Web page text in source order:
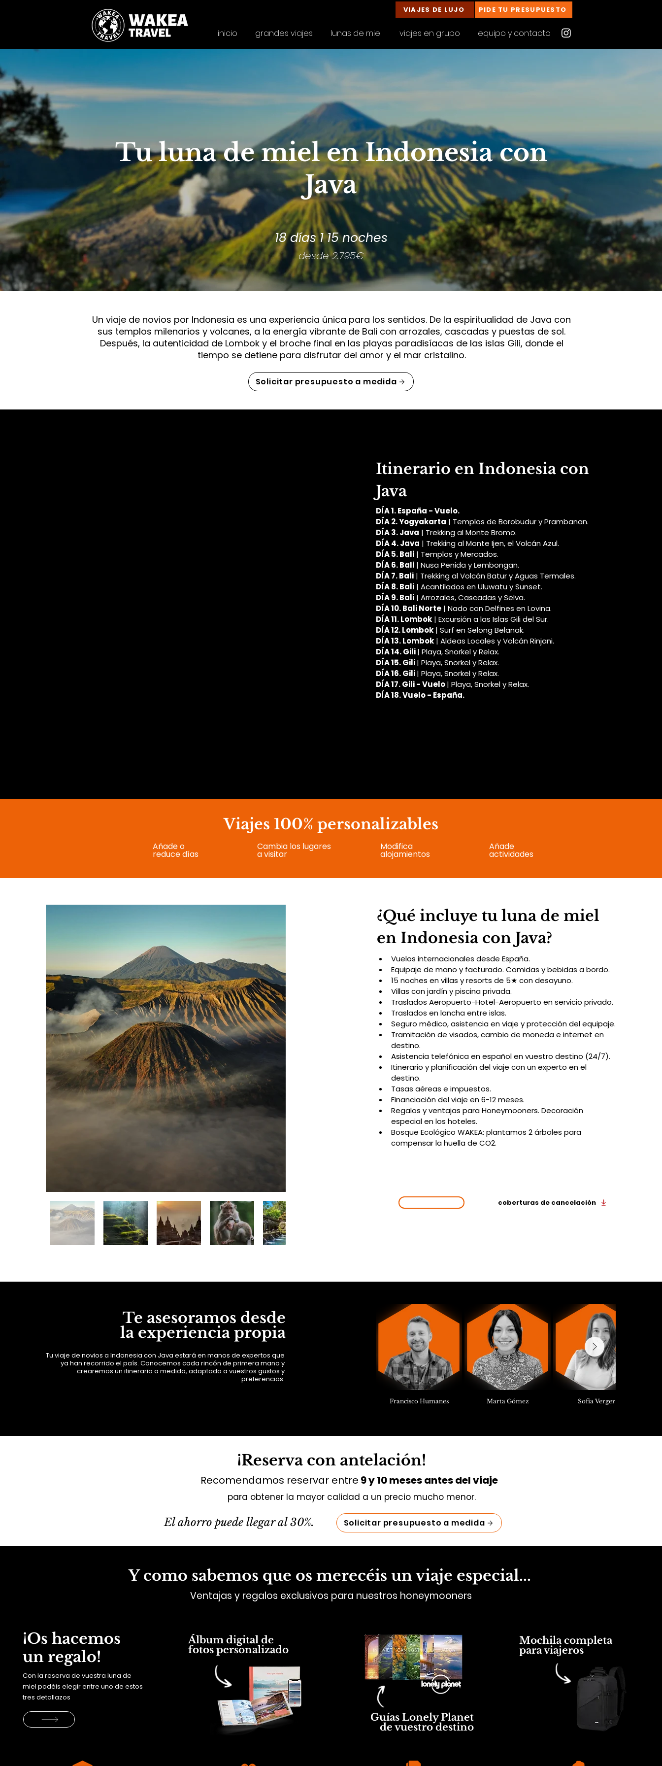
VIAJES DE LUJO PIDE TU PRESUPUESTO
inicio grandes viajes lunas de miel viajes en grupo equipo y contacto
Tu luna de miel en Indonesia con
Java
18 días 1 15 noches
desde 2.795€
Un viaje de novios por Indonesia es una experiencia única para los sentidos. De la espiritualidad de Java con
sus templos milenarios y volcanes, a la energía vibrante de Bali con arrozales, cascadas y puestas de sol.
Después, la autenticidad de Lombok y el broche final en las playas paradisíacas de las islas Gili, donde el
tiempo se detiene para disfrutar del amor y el mar cristalino.
Solicitar presupuesto a medida
Itinerario en Indonesia con
Java
DÍA 1. España - Vuelo.
DÍA 2. Yogyakarta | Templos de Borobudur y Prambanan.
DÍA 3. Java | Trekking al Monte Bromo.
DÍA 4. Java | Trekking al Monte Ijen, el Volcán Azul.
DÍA 5. Bali | Templos y Mercados.
DÍA 6. Bali | Nusa Penida y Lembongan.
DÍA 7. Bali | Trekking al Volcán Batur y Aguas Termales.
DÍA 8. Bali | Acantilados en Uluwatu y Sunset.
DÍA 9. Bali | Arrozales, Cascadas y Selva.
DÍA 10. Bali Norte | Nado con Delfines en Lovina.
DÍA 11. Lombok | Excursión a las Islas Gili del Sur.
DÍA 12. Lombok | Surf en Selong Belanak.
DÍA 13. Lombok | Aldeas Locales y Volcán Rinjani.
DÍA 14. Gili | Playa, Snorkel y Relax.
DÍA 15. Gili | Playa, Snorkel y Relax.
DÍA 16. Gili | Playa, Snorkel y Relax.
DÍA 17. Gili - Vuelo | Playa, Snorkel y Relax.
DÍA 18. Vuelo - España.
Viajes 100% personalizables
Añade o
reduce días
Cambia los lugares
a visitar
Modifica
alojamientos
Añade
actividades
¿Qué incluye tu luna de miel
en Indonesia con Java?
Vuelos internacionales desde España.
Equipaje de mano y facturado. Comidas y bebidas a bordo.
15 noches en villas y resorts de 5★ con desayuno.
Villas con jardín y piscina privada.
Traslados Aeropuerto-Hotel-Aeropuerto en servicio privado.
Traslados en lancha entre islas.
Seguro médico, asistencia en viaje y protección del equipaje.
Tramitación de visados, cambio de moneda e internet en
destino.
Asistencia telefónica en español en vuestro destino (24/7).
Itinerario y planificación del viaje con un experto en el
destino.
Tasas aéreas e impuestos.
Financiación del viaje en 6-12 meses.
Regalos y ventajas para Honeymooners. Decoración
especial en los hoteles.
Bosque Ecológico WAKEA: plantamos 2 árboles para
compensar la huella de CO2.
coberturas de cancelación
Te asesoramos desde
la experiencia propia
Tu viaje de novios a Indonesia con Java estará en manos de expertos que
ya han recorrido el país. Conocemos cada rincón de primera mano y
crearemos un itinerario a medida, adaptado a vuestros gustos y
preferencias.
Francisco Humanes Marta Gómez Sofía Verger
¡Reserva con antelación!
Recomendamos reservar entre 9 y 10 meses antes del viaje
para obtener la mayor calidad a un precio mucho menor.
El ahorro puede llegar al 30%. Solicitar presupuesto a medida
Y como sabemos que os merecéis un viaje especial...
Ventajas y regalos exclusivos para nuestros honeymooners
¡Os hacemos
un regalo!
Con la reserva de vuestra luna de
miel podéis elegir entre uno de estos
tres detallazos
Álbum digital de
fotos personalizado
Guías Lonely Planet
de vuestro destino
Mochila completa
para viajeros